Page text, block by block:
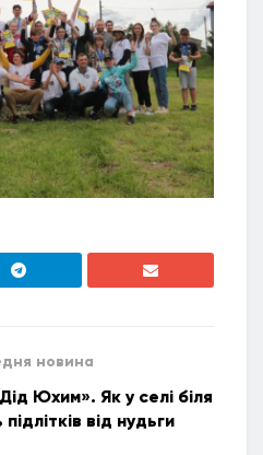
новина
Юхим». Як у селі біля
від нудьги